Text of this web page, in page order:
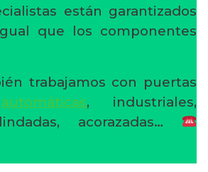
están garantizados
que los componentes
trabajamos con puertas
automáticas, industriales,
acorazadas…